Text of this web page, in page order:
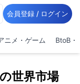
会員登録 / ログイン
ニメ・ゲーム BtoB・
世界市場